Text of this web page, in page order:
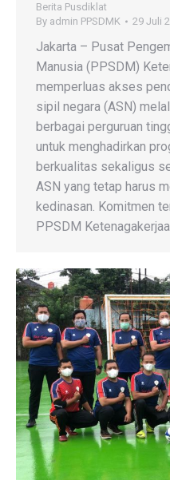
Berita Pusdiklat
By admin PPSDMK 29 Juli
Jakarta – Pusat
Manusia (PPSDM)
memperluas akses
sipil negara (ASN)
berbagai perguruan
untuk menghadirkan
berkualitas sekaligus
ASN yang tetap harus
kedinasan. Komitmen
PPSDM